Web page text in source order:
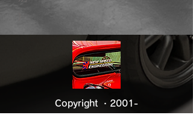
Copyright ・2001-